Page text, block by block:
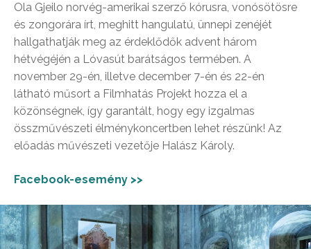
Ola Gjeilo norvég-amerikai szerző kórusra, vonósötösre
és zongorára írt, meghitt hangulatú, ünnepi zenéjét
hallgathatják meg az érdeklődők advent három
hétvégéjén a Lóvasút barátságos termében. A
november 29-én, illetve december 7-én és 22-én
látható műsort a Filmhatás Projekt hozza el a
közönségnek, így garantált, hogy egy izgalmas
összművészeti élménykoncertben lehet részünk! Az
előadás művészeti vezetője Halász Károly.
Facebook-esemény >>